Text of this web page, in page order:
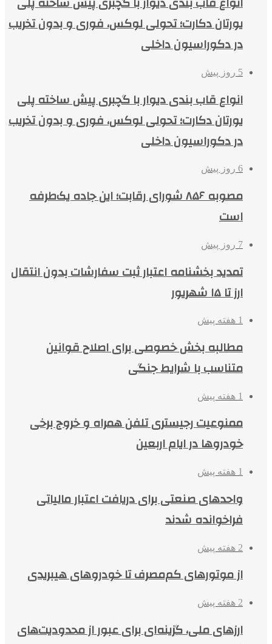
یورتان دکارت؛ تحولی لوکس، فوری و بدون تخریب
در دکوراسیون داخلی
5 روز پیش
انواع قاب بندی دیوار با گچبری پیش ساخته پلی
یورتان دکارت؛ تحولی لوکس، فوری و بدون تخریب
در دکوراسیون داخلی
6 روز پیش
مصوبه ۸۵۶ شورای رقابت؛ این جاده یک‌طرفه
است
7 روز پیش
تمدید بخشنامه اعتبار ثبت سفارشات بدون انتقال
ارز تا ۱۵ شهریور
1 هفته پیش
مطالبه بخش خصوصی برای اصلاح قوانین
متناسب با شرایط جنگی
1 هفته پیش
ممنوعیت رجیستری تلفن همراه و خروج برخی
خودروها در ایام اربعین
1 هفته پیش
واحدهای صنعتی برای دریافت اعتبار مالیاتی
فراخوانده شدند
2 هفته پیش
از موتورهای کم‌مصرف تا خودروهای هیبریدی
2 هفته پیش
ارزهای ملی، گزینه‌ای برای عبور از محدودیت‌های